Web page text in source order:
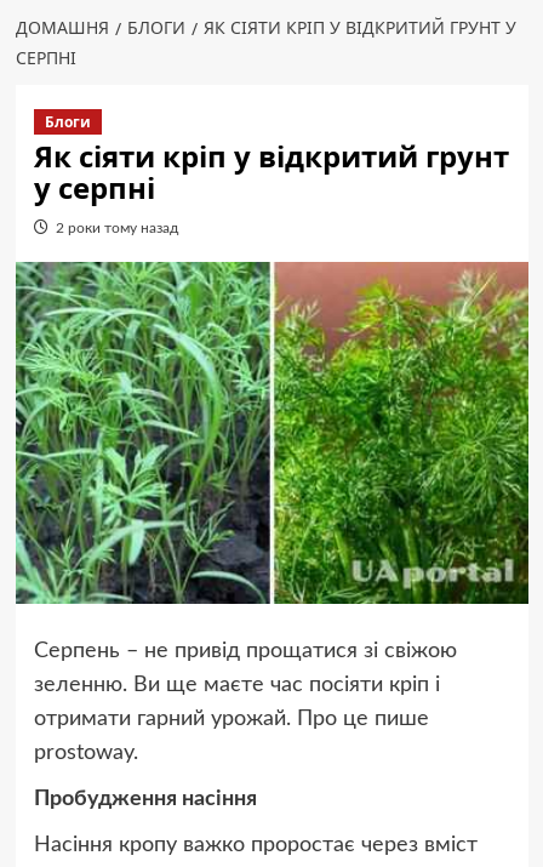
ДОМАШНЯ БЛОГИ
ЯК СІЯТИ КРІП У ВІДКРИТИЙ ГРУНТ У
СЕРПНІ
Блоги
Як сіяти кріп у відкритий грунт
у серпні
2 роки тому назад
Серпень – не привід прощатися зі свіжою
зеленню. Ви ще маєте час посіяти кріп і
отримати гарний урожай. Про це пише
prostoway.
Пробудження насіння
Насіння кропу важко проростає через вміст